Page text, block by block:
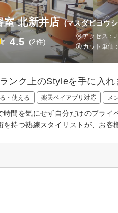
室 北新井店 (マスダビヨウ
4.5 (2件)
アクセス：
カット単価：
ンク上のStyleを手に入れ
・使える 楽天ペイアプリ対応 メ
時間を気にせず自分だけのプラ
を持つ熟練スタイリストが、お